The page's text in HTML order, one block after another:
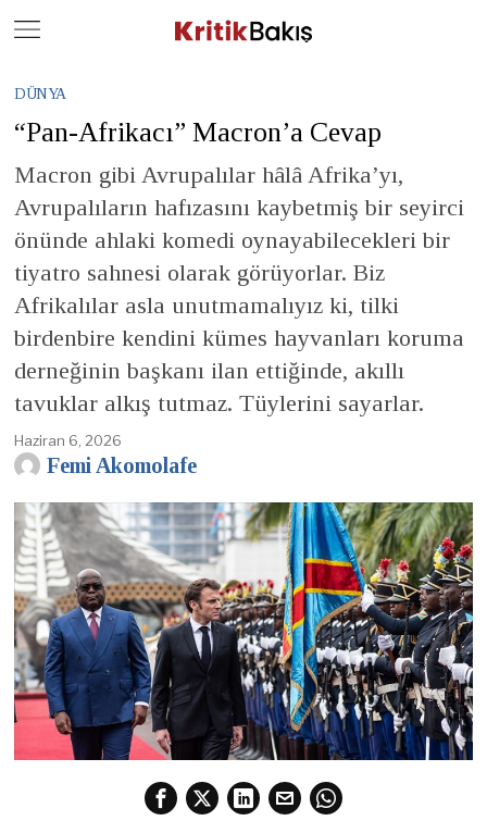
DÜNYA
“Pan-Afrikacı” Macron’a Cevap
Macron gibi Avrupalılar hâlâ Afrika’yı,
Avrupalıların hafızasını kaybetmiş bir seyirci
önünde ahlaki komedi oynayabilecekleri bir
tiyatro sahnesi olarak görüyorlar. Biz
Afrikalılar asla unutmamalıyız ki, tilki
birdenbire kendini kümes hayvanları koruma
derneğinin başkanı ilan ettiğinde, akıllı
tavuklar alkış tutmaz. Tüylerini sayarlar.
Haziran 6, 2026
Femi Akomolafe